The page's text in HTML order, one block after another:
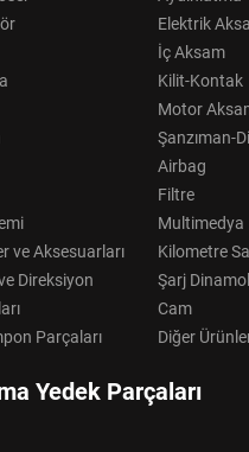
Elektrik
İç Aksam
Kilit-Kontak
Motor
Şanzıman-
Airbag
Filtre
Multimedya
ve Aksesuarları
Kilometre
Direksiyon
Şarj
Cam
Parçaları
Diğer
Yedek Parçaları